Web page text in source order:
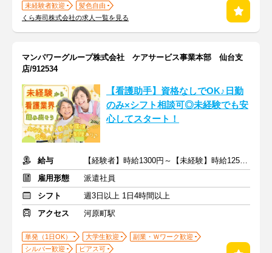
未経験者歓迎
髪色自由
くら寿司株式会社の求人一覧を見る
マンパワーグループ株式会社 ケアサービス事業本部 仙台支
店/912534
【看護助手】資格なしでOK♪日勤
のみ×シフト相談可◎未経験でも安
心してスタート！
給与
【経験者】時給1300円～【未経験】時給1250円～ ※交通費全額
雇用形態
派遣社員
シフト
週3日以上 1日4時間以上
アクセス
河原町駅
単発（1日OK） 大学生歓迎
副業・Ｗワーク歓迎
シルバー歓迎
ピアス可